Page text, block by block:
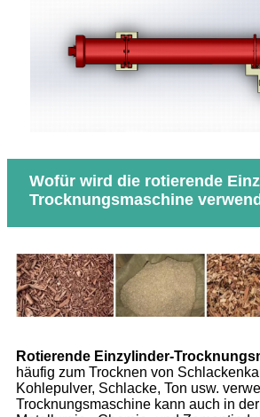
Wofür wird die rotierende
Trocknungsmaschine
Rotierende Einzylinder-
häufig zum Trocknen von
Kohlepulver, Schlacke, Ton usw.
Trocknungsmaschine kann auch in